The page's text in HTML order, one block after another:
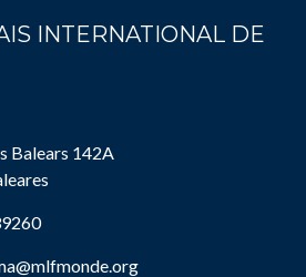
INTERNATIONAL DE
Balears 142A